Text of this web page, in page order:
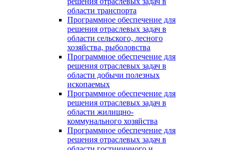
области транспорта
Программное обеспечение для
решения отраслевых задач в
области сельского, лесного
хозяйства, рыболовства
Программное обеспечение для
решения отраслевых задач в
области добычи полезных
ископаемых
Программное обеспечение для
решения отраслевых задач в
области жилищно-
коммунального хозяйства
Программное обеспечение для
решения отраслевых задач в